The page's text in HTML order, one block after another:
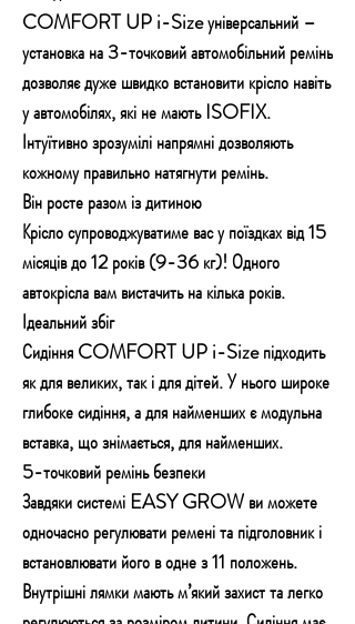
COMFORT UP i-Size універсальний –
установка на 3-точковий автомобільний ремінь
дозволяє дуже швидко встановити крісло навіть
у автомобілях, які не мають ISOFIX.
Інтуїтивно зрозумілі напрямні дозволяють
кожному правильно натягнути ремінь.
Він росте разом із дитиною
Крісло супроводжуватиме вас у поїздках від 15
місяців до 12 років (9-36 кг)! Одного
автокрісла вам вистачить на кілька років.
Ідеальний збіг
Сидіння COMFORT UP i-Size підходить
як для великих, так і для дітей. У нього широке
глибоке сидіння, а для найменших є модульна
вставка, що знімається, для найменших.
5-точковий ремінь безпеки
Завдяки системі EASY GROW ви можете
одночасно регулювати ремені та підголовник і
встановлювати його в одне з 11 положень.
Внутрішні лямки мають м’який захист та легко